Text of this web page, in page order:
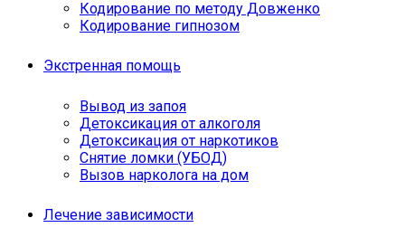
Кодирование по методу Довженко
Кодирование гипнозом
Экстренная помощь
Вывод из запоя
Детоксикация от алкоголя
Детоксикация от наркотиков
Снятие ломки (УБОД)
Вызов нарколога на дом
Лечение зависимости